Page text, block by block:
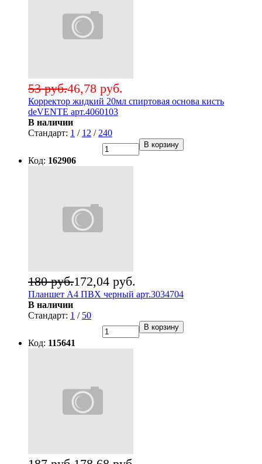
46,78 руб.
53 руб.
Корректор жидкий 20мл спиртовая основа кисть
deVENTE арт.4060103
В наличии
Стандарт: 1 / 12 / 240
В корзину
Код: 162906
172,04 руб.
180 руб.
Планшет А4 ПВХ черный арт.3034704
В наличии
Стандарт: 1 / 50
В корзину
Код: 115641